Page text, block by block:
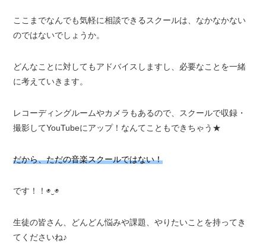
ここまでなんでも気軽に相談できるスクールは、なかなかない
のではないでしょうか。
どんなことに対してもアドバイスしますし、必要なことを一緒
に考えていきます。
レコーディングルームやカメラもあるので、スクールで収録・
撮影してYouTubeにアップ！なんてこともできちゃう★
だから、ただの音楽スクールではない！
です！！◉⁠‿⁠◉
生徒の皆さん、どんどん悩みや課題、やりたいことを持ってき
てくださいね♪